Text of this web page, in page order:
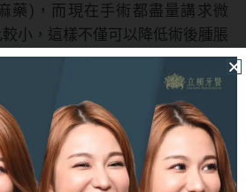
藥)，而現在手術都盡量講求微
小，這樣不僅可以降低術後腫脹
也會容易了許多，如果再搭配止
一步縮小術後不適程度。
要注意甚麼？
理都是非常重要的，因為補骨不